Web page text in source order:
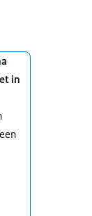
in